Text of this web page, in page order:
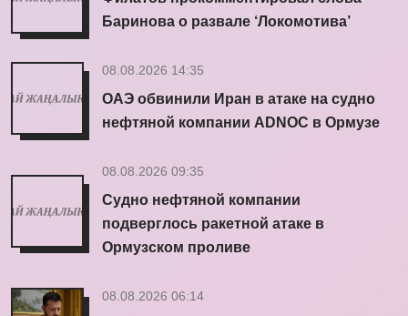
Баринова о развале ‘Локомотива’
08.08.2026 14:35
ОАЭ обвинили Иран в атаке на судно
нефтяной компании ADNOC в Ормузе
08.08.2026 09:35
Судно нефтяной компании
подверглось ракетной атаке в
Ормузском проливе
08.08.2026 06:14